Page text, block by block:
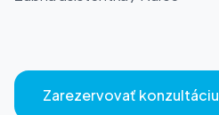
Zarezervovať konzultáciu